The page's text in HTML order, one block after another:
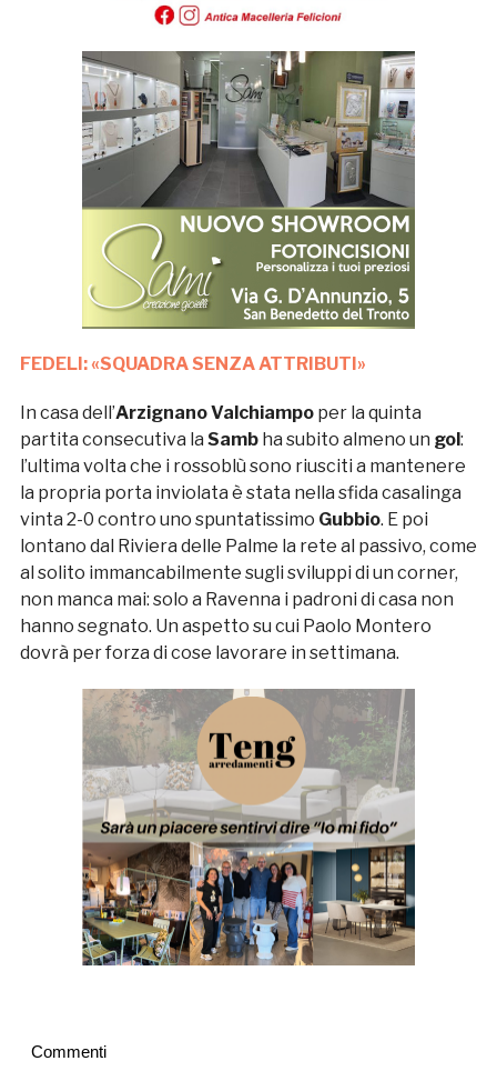
FEDELI: «SQUADRA SENZA ATTRIBUTI»
In casa dell’Arzignano Valchiampoper la quinta
partita consecutiva la Sambha subito almeno un gol:
l’ultima volta che i rossoblù sono riusciti a mantenere
la propria porta inviolata è stata nella sfida casalinga
vinta 2-0 contro uno spuntatissimo Gubbio. E poi
lontano dal Riviera delle Palme la rete al passivo, come
al solito immancabilmente sugli sviluppi di un corner,
non manca mai: solo a Ravenna i padroni di casa non
hanno segnato. Un aspetto su cui Paolo Montero
dovrà per forza di cose lavorare in settimana.
Commenti